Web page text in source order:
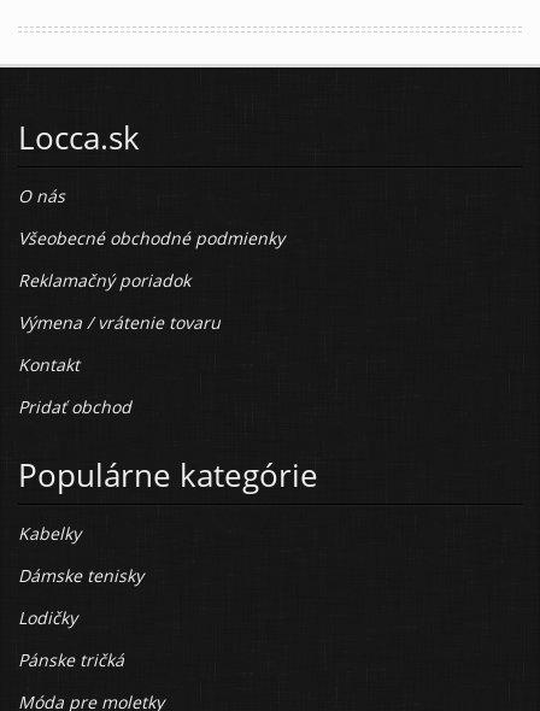
Locca.sk
O nás
Všeobecné obchodné podmienky
Reklamačný poriadok
Výmena / vrátenie tovaru
Kontakt
Pridať obchod
Populárne kategórie
Kabelky
Dámske tenisky
Lodičky
Pánske tričká
Móda pre moletky